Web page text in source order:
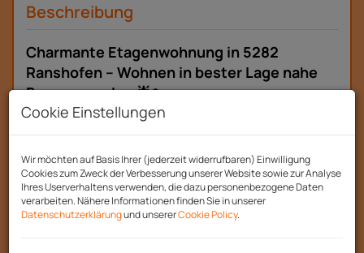
Beschreibung
Charmante Etagenwohnung in 5282
Ranshofen – Wohnen in bester Lage nahe
Braunau am Inn 🌟🏡
Diese charmante Etagenwohnung begeistert
nur einen Katzensprung vonBraunau am Inn
entfernt. Die hervorragende Infrastruktur
macht den Alltag besonders angenehm:
Schulen,Kindergärten,Supermärkte
Cookie Einstellungen
Wir möchten auf Basis Ihrer (jederzeit widerrufbaren) Einwilligung
Cookies zum Zweck der Verbesserung unserer Website sowie zur Analyse
Ihres Userverhaltens verwenden, die dazu personenbezogene Daten
verarbeiten. Nähere Informationen finden Sie in unserer
Datenschutzerklärungund unsererCookie Policy.